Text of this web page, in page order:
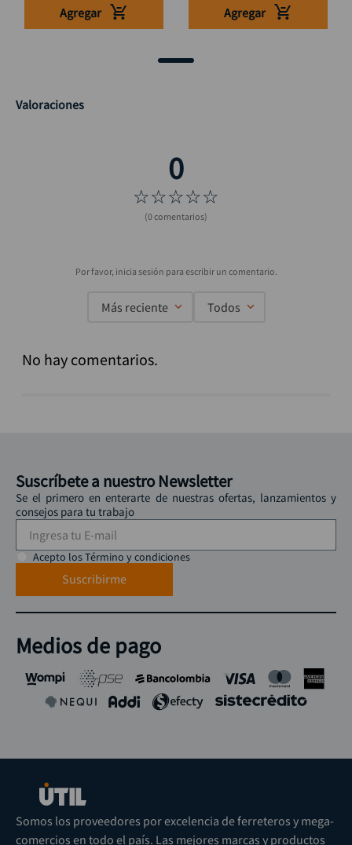
Agregar
Agregar
Valoraciones
☆☆☆☆☆
(0 comentarios)
Más reciente Todos
No hay comentarios.
Suscríbete a nuestro Newsletter
Se el primero en enterarte de nuestras ofertas, lanzamientos y
consejos para tu trabajo
Acepto los Término y condiciones
Suscribirme
Medios de pago
Somos los proveedores por excelencia de ferreteros y mega-
comercios en todo el país. Las mejores marcas y productos